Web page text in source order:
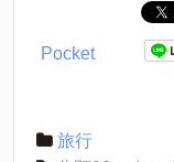
Pocket
旅行